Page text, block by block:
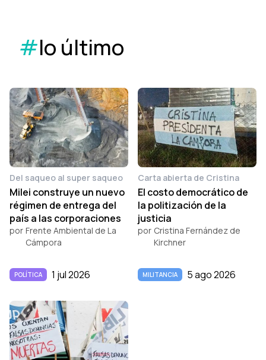
#lo último
Del saqueo al super saqueo
Milei construye un nuevo
régimen de entrega del
país a las corporaciones
por Frente Ambiental de La
Cámpora
POLÍTICA 1 jul 2026
Carta abierta de Cristina
El costo democrático de
la politización de la
justicia
por Cristina Fernández de
Kirchner
MILITANCIA 5 ago 2026